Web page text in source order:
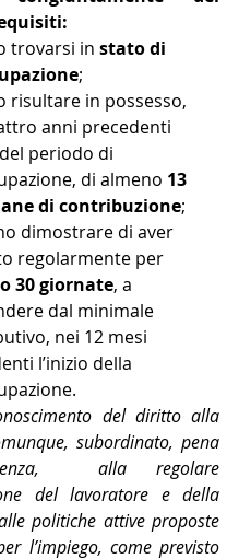
trovarsi in stato di
;
risultare in possesso,
anni precedenti
periodo di
di almeno 13
di contribuzione;
dimostrare di aver
regolarmente per
30 giornate, a
dal minimale
nei 12 mesi
l’inizio della
del diritto alla
subordinato, pena
alla regolare
del lavoratore e della
politiche attive proposte
l’impiego, come previsto